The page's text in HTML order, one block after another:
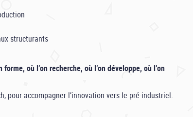
structurants
forme, où l’on recherche, où l’on développe, où l’on
pour accompagner l’innovation vers le pré-industriel.